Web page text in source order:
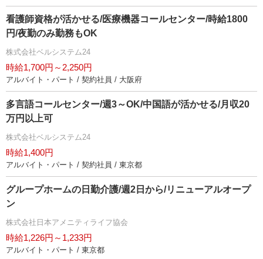
看護師資格が活かせる/医療機器コールセンター/時給1800
円/夜勤のみ勤務もOK
株式会社ベルシステム24
時給1,700円～2,250円
アルバイト・パート / 契約社員 / 大阪府
多言語コールセンター/週3～OK/中国語が活かせる/月収20
万円以上可
株式会社ベルシステム24
時給1,400円
アルバイト・パート / 契約社員 / 東京都
グループホームの日勤介護/週2日から/リニューアルオープ
ン
株式会社日本アメニティライフ協会
時給1,226円～1,233円
アルバイト・パート / 東京都